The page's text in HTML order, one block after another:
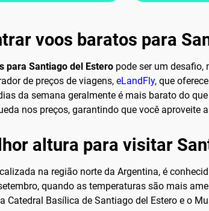
voos baratos para
para Santiago del Estero pode ser um desafio,
de preços de viagens, eLandFly, que
da semana geralmente é mais barato do
nos preços, garantindo que você aproveite
altura para visitar
na região norte da Argentina, é
quando as temperaturas são mais
Catedral Basílica de Santiago del Estero e o